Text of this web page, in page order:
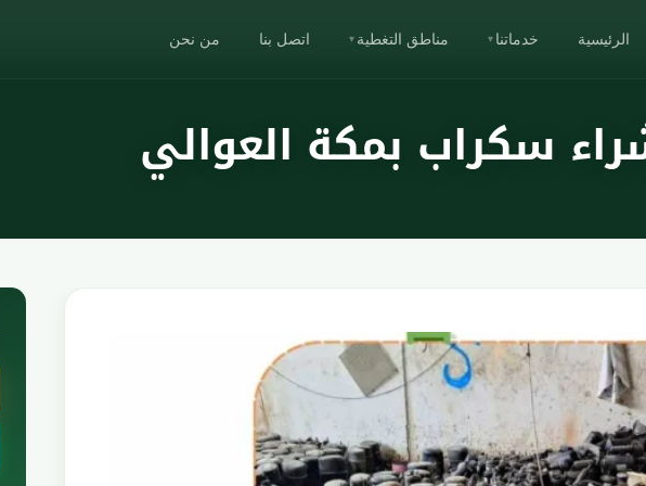
الرئيسية خدماتنا ▾ مناطق التغطية ▾ اتصل بنا من نحن
سكراب بمكة العوالي